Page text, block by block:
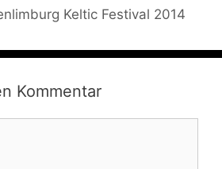
Keltic Festival 2014
Kommentar